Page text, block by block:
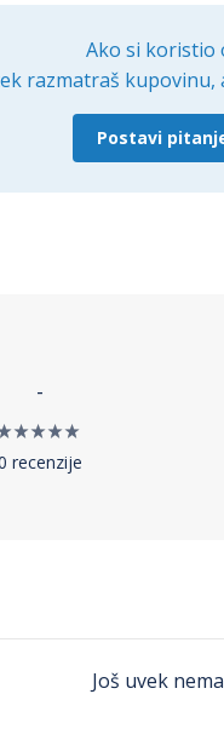
Ako si koristio
razmatraš kupovinu,
Postavi
-
recenzije
Još uvek